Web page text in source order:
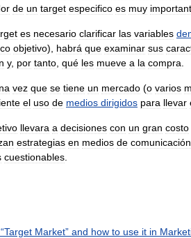
de un target especifico es muy
es necesario clarificar las variables
objetivo), habrá que examinar sus
y, por tanto qué les mueve a la compra
vez que se tiene un mercado (o varios
el uso de medios dirigidos para llevar
llevara a decisiones con un gran costo
estrategias en medios de comunicación
cuestionables
“Target Market” and how to use it in